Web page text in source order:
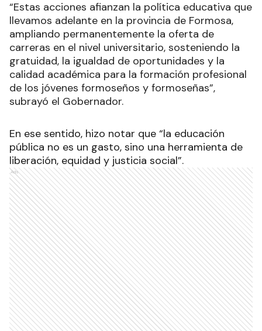
“Estas acciones afianzan la política educativa que
llevamos adelante en la provincia de Formosa,
ampliando permanentemente la oferta de
carreras en el nivel universitario, sosteniendo la
gratuidad, la igualdad de oportunidades y la
calidad académica para la formación profesional
de los jóvenes formoseños y formoseñas”,
subrayó el Gobernador.
En ese sentido, hizo notar que “la educación
pública no es un gasto, sino una herramienta de
liberación, equidad y justicia social”.
Ads